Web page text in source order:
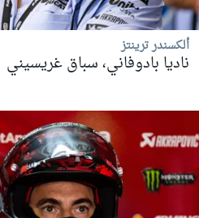
ألكسندر ترينتز
ناديا بادوفاني، سباق غريسيني